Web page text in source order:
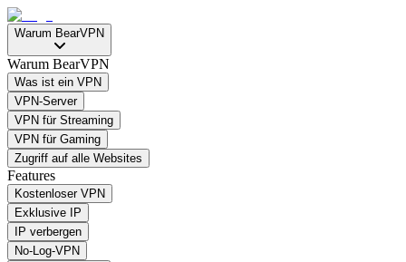
Warum BearVPN
Warum BearVPN
Was ist ein VPN
VPN-Server
VPN für Streaming
VPN für Gaming
Zugriff auf alle Websites
Features
Kostenloser VPN
Exklusive IP
IP verbergen
No-Log-VPN